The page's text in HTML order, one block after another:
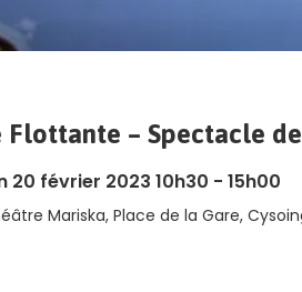
Flottante – Spectacle
20 février 2023 10h30 - 15h00
Mariska, Place de la Gare,